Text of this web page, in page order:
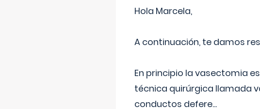
Hola Marcela,
A continuación, te damos
En principio la vasectomia
técnica quirúrgica llamada
conductos defere...